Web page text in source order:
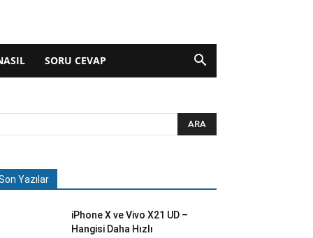
SORU CEVAP
Yazılar
iPhone X ve Vivo X21 UD –
Hangisi Daha Hızlı